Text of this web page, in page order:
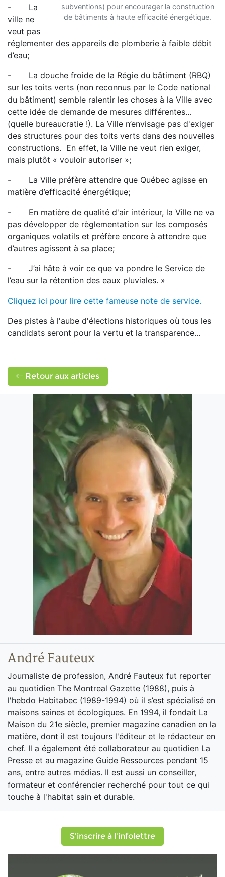
subventions) pour encourager la construction
de bâtiments à haute efficacité énergétique.
- La
ville ne
veut pas
réglementer des appareils de plomberie à faible débit
d’eau;
- La douche froide de la Régie du bâtiment (RBQ)
sur les toits verts (non reconnus par le Code national
du bâtiment) semble ralentir les choses à la Ville avec
cette idée de demande de mesures différentes…
(quelle bureaucratie !). La Ville n’envisage pas d'exiger
des structures pour des toits verts dans des nouvelles
constructions. En effet, la Ville ne veut rien exiger,
mais plutôt « vouloir autoriser »;
- La Ville préfère attendre que Québec agisse en
matière d’efficacité énergétique;
- En matière de qualité d'air intérieur, la Ville ne va
pas développer de règlementation sur les composés
organiques volatils et préfère encore à attendre que
d’autres agissent à sa place;
- J’ai hâte à voir ce que va pondre le Service de
l’eau sur la rétention des eaux pluviales. »
Cliquez ici pour lire cette fameuse note de service.
Des pistes à l'aube d'élections historiques où tous les
candidats seront pour la vertu et la transparence...
Retour aux articles
André Fauteux
Journaliste de profession, André Fauteux fut reporter
au quotidien The Montreal Gazette (1988), puis à
l'hebdo Habitabec (1989-1994) où il s’est spécialisé en
maisons saines et écologiques. En 1994, il fondait La
Maison du 21e siècle, premier magazine canadien en la
matière, dont il est toujours l'éditeur et le rédacteur en
chef. Il a également été collaborateur au quotidien La
Presse et au magazine Guide Ressources pendant 15
ans, entre autres médias. Il est aussi un conseiller,
formateur et conférencier recherché pour tout ce qui
touche à l'habitat sain et durable.
S'inscrire à l'infolettre